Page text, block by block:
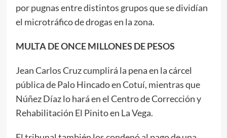
por pugnas entre distintos grupos que se dividían
el microtráfico de drogas en la zona.
MULTA DE ONCE MILLONES DE PESOS
Jean Carlos Cruz cumplirá la pena en la cárcel
pública de Palo Hincado en Cotuí, mientras que
Núñez Díaz lo hará en el Centro de Corrección y
Rehabilitación El Pinito en La Vega.